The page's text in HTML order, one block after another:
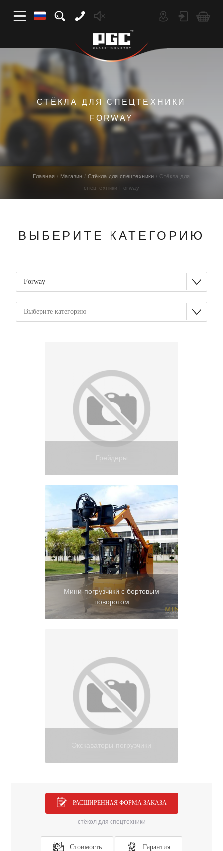
СТЁКЛА ДЛЯ СПЕЦТЕХНИКИ
FORWAY
Главная Магазин Стёкла для спецтехники
Стёкла для
спецтехники Forway
ВЫБЕРИТЕ КАТЕГОРИЮ
Грейдеры
Мини-погрузчики с бортовым
поворотом
Экскаваторы-погрузчики
РАСШИРЕННАЯ ФОРМА ЗАКАЗА
стёкол для спецтехники
Стоимость Гарантия